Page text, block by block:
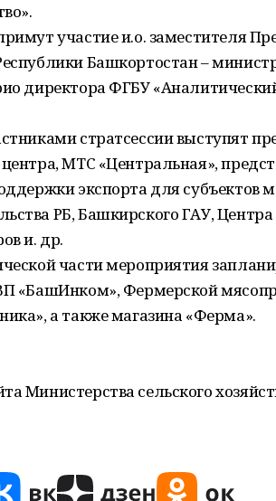
участие и.о. заместителя
Башкортостан –
директора ФГБУ
стратсессии выступят
МТС «Центральная»,
экспорта для субъектов
РБ, Башкирского ГАУ,
и. др.
части мероприятия
«БашИнком», Фермерской
а также магазина «Ферма».
Министерства сельского